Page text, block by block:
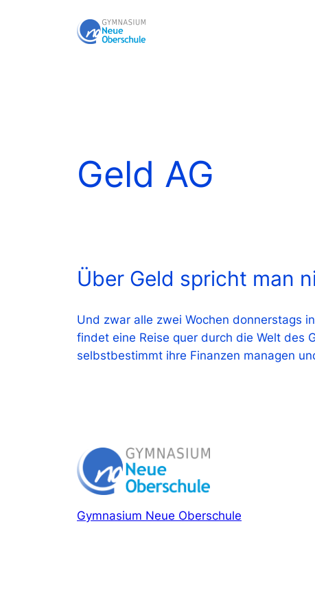
Geld AG
Über Geld spricht man
Und zwar alle zwei Wochen donnerstags
findet eine Reise quer durch die Welt des
selbstbestimmt ihre Finanzen managen
Gymnasium Neue Oberschule